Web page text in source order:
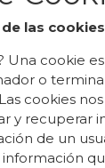
las cookies
Una cookie
o
cookies
y recuperar
de un